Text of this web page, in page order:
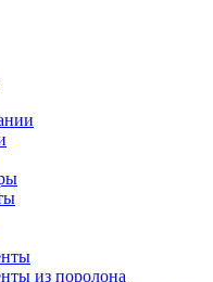
из поролона